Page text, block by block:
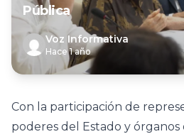
Pública
Voz Informativa
Hace 1 año
Con la participación de
poderes del Estado y